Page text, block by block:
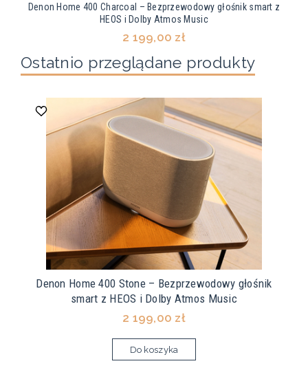
Denon Home 400 Charcoal – Bezprzewodowy głośnik smart z
HEOS i Dolby Atmos Music
2 199,00 zł
Ostatnio przeglądane produkty
Denon Home 400 Stone – Bezprzewodowy głośnik
smart z HEOS i Dolby Atmos Music
2 199,00 zł
Do koszyka